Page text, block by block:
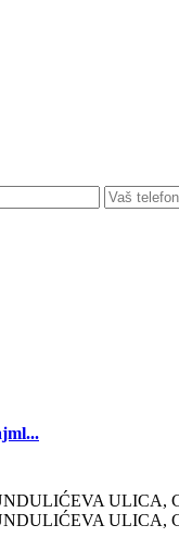
ULICA,
ULICA,